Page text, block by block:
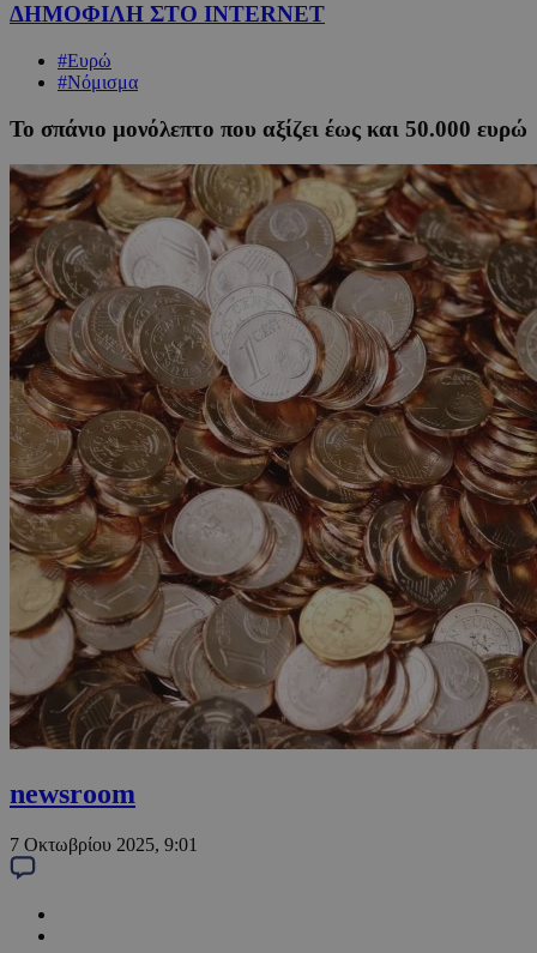
ΔΗΜΟΦΙΛΗ ΣΤΟ INTERNET
#Ευρώ
#Νόμισμα
Το σπάνιο μονόλεπτο που αξίζει έως και 50.000 ευρώ
newsroom
7 Οκτωβρίου 2025, 9:01